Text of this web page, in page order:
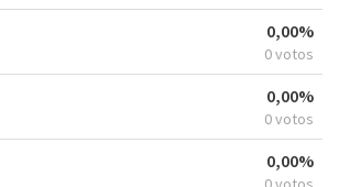
0,00%
0 votos
0,00%
0 votos
0,00%